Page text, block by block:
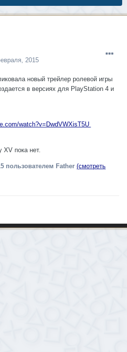
2015
новый трейлер ролевой игры
в версиях для PlayStation 4 и
watch?v=DwdVWXisT5U
пока нет.
пользователем Father (смотреть